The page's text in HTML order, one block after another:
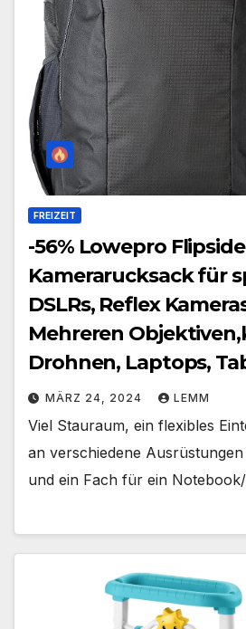
FREIZEIT
-56% Lowepro Flipside
Kamerarucksack für
DSLRs, Reflex
Mehreren
Drohnen, Laptops,
Fotozubehör, Stative
MÄRZ 24, 2024 LEMM
Viel Stauraum, ein flexibles
an verschiedene
und ein Fach für ein